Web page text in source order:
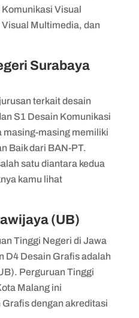
Visual
Multimedia, dan
Surabaya
terkait desain
S1 Desain Komunikasi
masing-masing memiliki
Baik dari BAN-PT.
satu diantara kedua
kamu lihat
(UB)
Tinggi Negeri di Jawa
D4 Desain Grafis adalah
Perguruan Tinggi
Malang ini
dengan akreditasi